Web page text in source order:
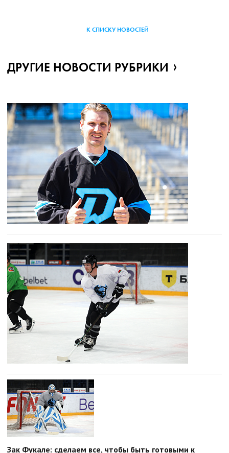
К СПИСКУ НОВОСТЕЙ
ДРУГИЕ НОВОСТИ РУБРИКИ
Зак Фукале: сделаем все, чтобы быть готовыми к